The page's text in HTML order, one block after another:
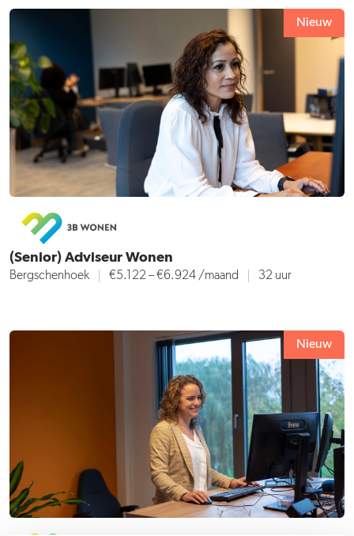
Nieuw
(Senior) Adviseur Wonen
Bergschenhoek €5.122 – €6.924 /maand 32 uur
Nieuw